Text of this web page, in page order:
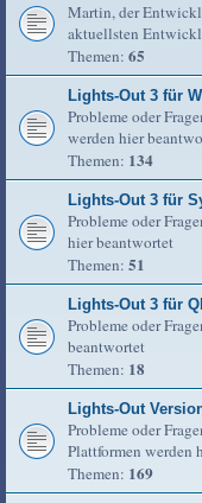
Martin, der
aktuellsten
Themen: 65
Lights-Out 3 für
Probleme oder
werden hier
Themen: 134
Lights-Out 3 für
Probleme oder
hier beantwortet
Themen: 51
Lights-Out 3 für
Probleme oder
beantwortet
Themen: 18
Lights-Out
Probleme oder
Plattformen werden
Themen: 169